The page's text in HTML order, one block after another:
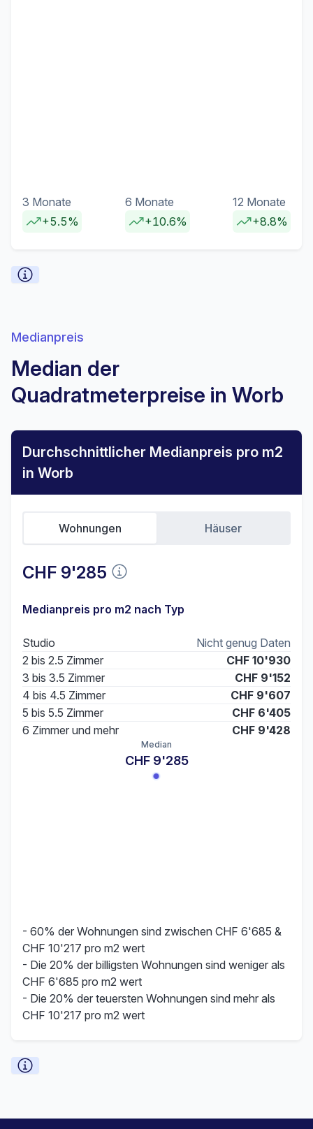
3 Monate
+5.5%
6 Monate
+10.6%
12 Monate
+8.8%
Medianpreis
Median der
Quadratmeterpreise in Worb
Durchschnittlicher Medianpreis pro m2
in Worb
CHF 9'285
Wohnungen Häuser
Medianpreis pro m2 nach Typ
Studio
Nicht genug Daten
2 bis 2.5 Zimmer
CHF 10'930
3 bis 3.5 Zimmer
CHF 9'152
4 bis 4.5 Zimmer
CHF 9'607
5 bis 5.5 Zimmer
CHF 6'405
6 Zimmer und mehr
CHF 9'428
Median
CHF 9'285
- 60% der Wohnungen sind zwischen CHF 6'685 &
CHF 10'217 pro m2 wert
- Die 20% der billigsten Wohnungen sind weniger als
CHF 6'685 pro m2 wert
- Die 20% der teuersten Wohnungen sind mehr als
CHF 10'217 pro m2 wert